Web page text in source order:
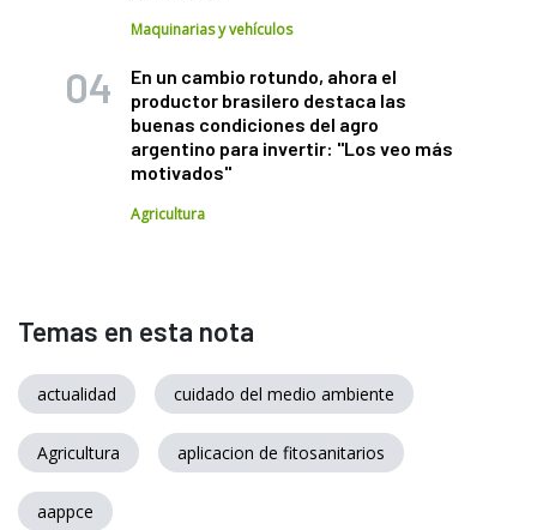
Maquinarias y vehículos
En un cambio rotundo, ahora el
productor brasilero destaca las
buenas condiciones del agro
argentino para invertir: "Los veo más
motivados"
Agricultura
Temas en esta nota
actualidad cuidado del medio ambiente
Agricultura aplicacion de fitosanitarios
aappce